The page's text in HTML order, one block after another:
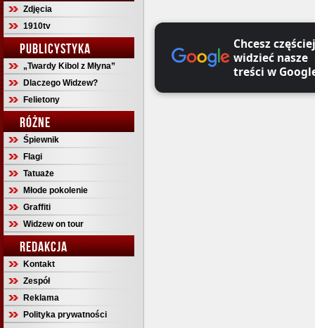
Zdjęcia
1910tv
PUBLICYSTYKA
„Twardy Kibol z Młyna”
Dlaczego Widzew?
Felietony
RÓŻNE
Śpiewnik
Flagi
Tatuaże
Młode pokolenie
Graffiti
Widzew on tour
REDAKCJA
Kontakt
Zespół
Reklama
Polityka prywatności
Chcesz częściej
widzieć nasze
treści w